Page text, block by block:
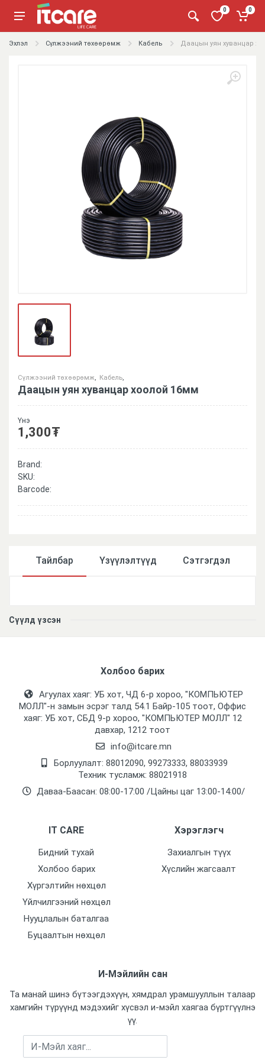
0 0
Эхлэл Сүлжээний төхөөрөмж Кабель Даацын уян хуванцар
Сүлжээний төхөөрөмж Кабель
Даацын уян хуванцар хоолой 16мм
Үнэ
1,300₮
Brand:
SKU:
Barcode:
Тайлбар Үзүүлэлтүүд Сэтгэгдэл
Сүүлд үзсэн
Холбоо барих
Агуулах хаяг: УБ хот, ЧД 6-р хороо, "КОМПЬЮТЕР
МОЛЛ᠌"-н замын эсрэг талд 54.1 Байр-105 тоот, Оффис
хаяг: УБ хот, СБД 9-р хороо, "КОМПЬЮТЕР МОЛЛ᠌" 12
давхар, 1212 тоот
info@itcare.mn
Борлуулалт: 88012090, 99273333, 88033939
Техник тусламж: 88021918
Даваа-Баасан: 08:00-17:00 /Цайны цаг 13:00-14:00/
IT CARE
Бидний тухай
Холбоо барих
Хүргэлтийн нөхцөл
Үйлчилгээний нөхцөл
Нууцлалын баталгаа
Буцаалтын нөхцөл
Хэрэглэгч
Захиалгын түүх
Хүслийн жагсаалт
И-Мэйлийн сан
Та манай шинэ бүтээгдэхүүн, хямдрал урамшууллын талаар
хамгийн түрүүнд мэдэхийг хүсвэл и-мэйл хаягаа бүртгүүлнэ
үү.